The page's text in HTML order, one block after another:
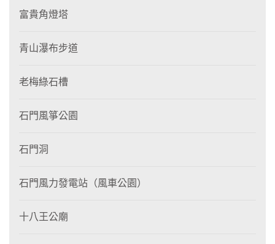
富貴角燈塔
青山瀑布步道
老梅綠石槽
石門風箏公園
石門洞
石門風力發電站（風車公園）
十八王公廟